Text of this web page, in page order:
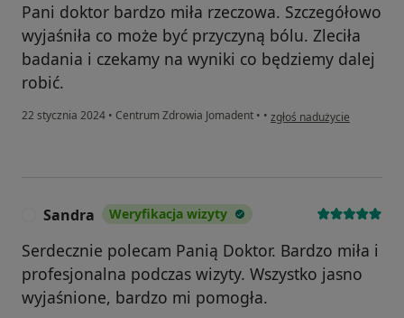
Pani doktor bardzo miła rzeczowa. Szczegółowo
wyjaśniła co może być przyczyną bólu. Zleciła
badania i czekamy na wyniki co będziemy dalej
robić.
22 stycznia 2024 • Centrum Zdrowia Jomadent • • w opinii użytkownika B.G
zgłoś nadużycie
Sandra Weryfikacja wizyty
Serdecznie polecam Panią Doktor. Bardzo miła i
profesjonalna podczas wizyty. Wszystko jasno
wyjaśnione, bardzo mi pomogła.